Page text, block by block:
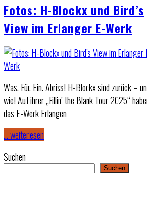
Fotos: H-Blockx und Bird’s
View im Erlanger E-Werk
Was. Für. Ein. Abriss! H-Blockx sind zurück –
wie! Auf ihrer „Fillin’ the Blank Tour 2025“
das E-Werk Erlangen
… weiterlesen
Suchen
Suchen